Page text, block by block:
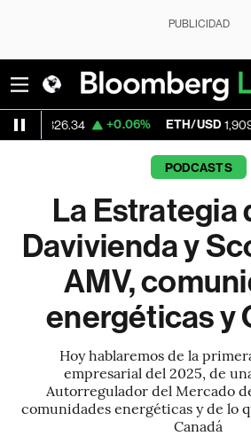
PUBLICIDAD
+0.06% ETH/USD 1,909.733 -
PODCASTS
La Estrategia
Davivienda y
AMV,
energéticas y
Hoy hablaremos de la
empresarial del 2025, de
Autorregulador del Mercado
comunidades energéticas y de lo
Canadá